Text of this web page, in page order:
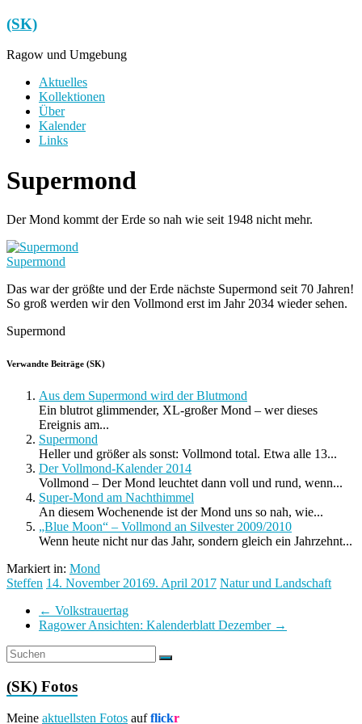
Zum
Inhalt
springen
(SK)
Ragow und Umgebung
Menü
Aktuelles
Kollektionen
Über
Kalender
Links
Supermond
Der Mond kommt der Erde so nah wie seit 1948 nicht mehr.
Supermond
Das war der größte und der Erde nächste Supermond seit 70 Jahren!
So groß werden wir den Vollmond erst im Jahr 2034 wieder sehen.
Supermond
Verwandte Beiträge (SK)
Aus dem Supermond wird der Blutmond
Ein blutrot glimmender, XL-großer Mond – wer dieses
Ereignis am...
Supermond
Heller und größer als sonst: Vollmond total. Etwa alle 13...
Der Vollmond-Kalender 2014
Vollmond – Der Mond leuchtet dann voll und rund, wenn...
Super-Mond am Nachthimmel
An diesem Wochenende ist der Mond uns so nah, wie...
„Blue Moon“ – Vollmond an Silvester 2009/2010
Wenn heute nicht nur das Jahr, sondern gleich ein Jahrzehnt...
Markiert in: Mond
Steffen 14. November 20169. April 2017 Natur und Landschaft
← Volkstrauertag
Ragower Ansichten: Kalenderblatt Dezember →
(SK) Fotos
Meine aktuellsten Fotos aufflickr